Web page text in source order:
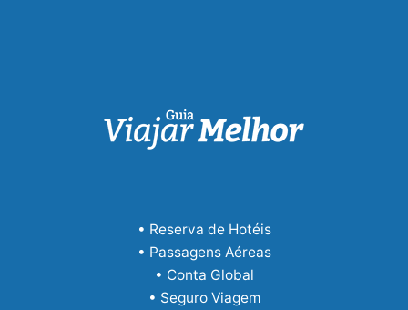
• Reserva de Hotéis
• Passagens Aéreas
• Conta Global
• Seguro Viagem